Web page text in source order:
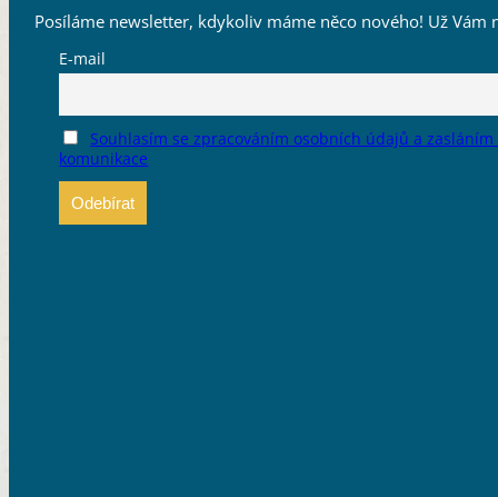
Posíláme newsletter, kdykoliv máme něco nového! Už Vám
E-mail
Souhlasím se zpracováním osobních údajů a
komunikace